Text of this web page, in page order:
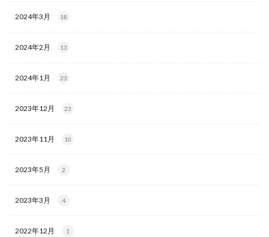
2024年3月 18
2024年2月 13
2024年1月 23
2023年12月 23
2023年11月 10
2023年5月 2
2023年3月 4
2022年12月 1